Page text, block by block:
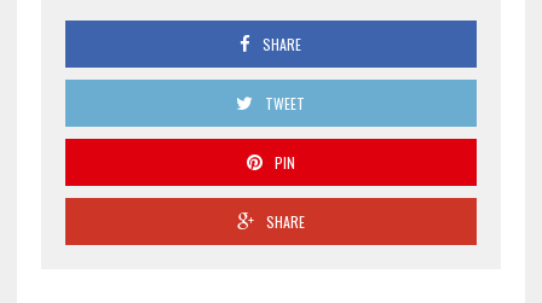
SHARE
TWEET
PIN
SHARE